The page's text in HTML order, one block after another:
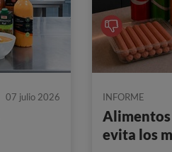
07 julio 2026 INFORME
evita los